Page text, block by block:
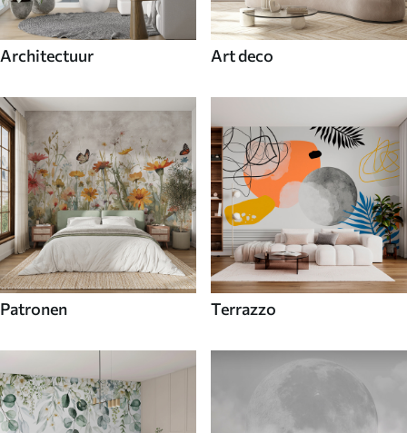
Architectuur Art deco
Patronen Terrazzo